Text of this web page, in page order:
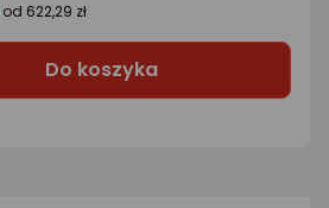
od 622,29 zł
Do koszyka